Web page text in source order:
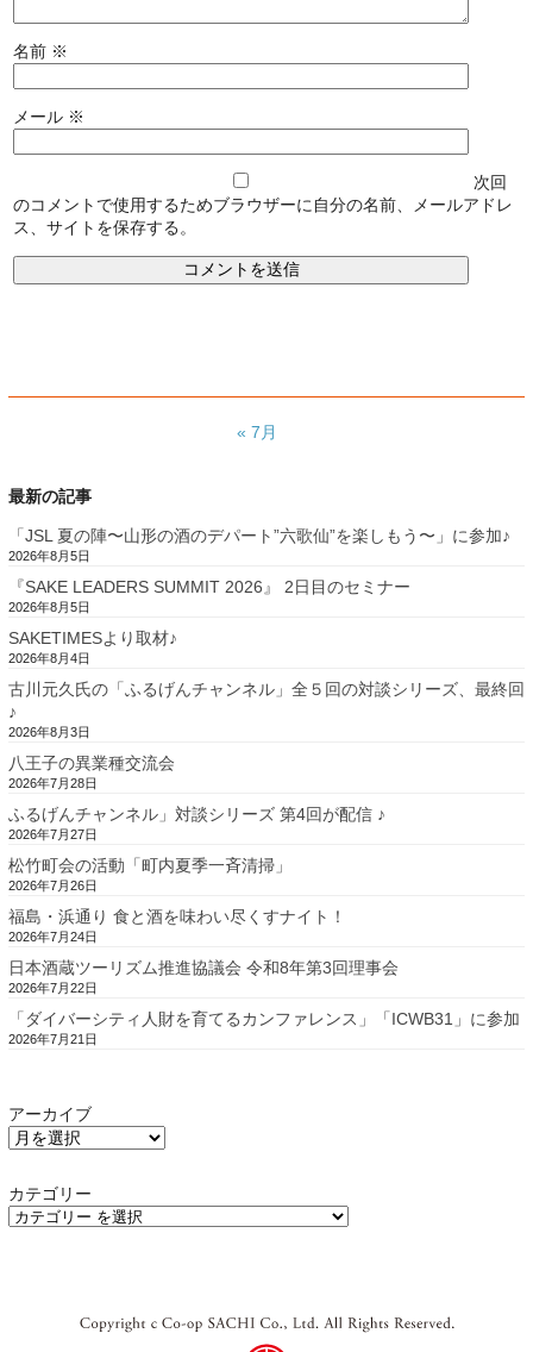
名前 ※
メール ※
次回
のコメントで使用するためブラウザーに自分の名前、メールアドレ
ス、サイトを保存する。
« 7月
最新の記事
「JSL 夏の陣〜山形の酒のデパート”六歌仙”を楽しもう〜」に参加♪
2026年8月5日
『SAKE LEADERS SUMMIT 2026』 2日目のセミナー
2026年8月5日
SAKETIMESより取材♪
2026年8月4日
古川元久氏の「ふるげんチャンネル」全５回の対談シリーズ、最終回
♪
2026年8月3日
八王子の異業種交流会
2026年7月28日
ふるげんチャンネル」対談シリーズ 第4回が配信 ♪
2026年7月27日
松竹町会の活動「町内夏季一斉清掃」
2026年7月26日
福島・浜通り 食と酒を味わい尽くすナイト！
2026年7月24日
日本酒蔵ツーリズム推進協議会 令和8年第3回理事会
2026年7月22日
「ダイバーシティ人財を育てるカンファレンス」「ICWB31」に参加
2026年7月21日
アーカイブ
カテゴリー